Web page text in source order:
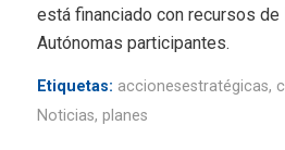
está financiado con recursos de
Autónomas participantes.
Etiquetas: accionesestratégicas,
Noticias, planes